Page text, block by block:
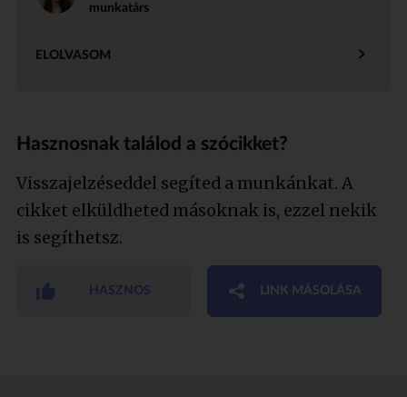
munkatárs
ELOLVASOM
Hasznosnak találod a szócikket?
Visszajelzéseddel segíted a munkánkat. A
cikket elküldheted másoknak is, ezzel nekik
is segíthetsz.
HASZNOS LINK MÁSOLÁSA